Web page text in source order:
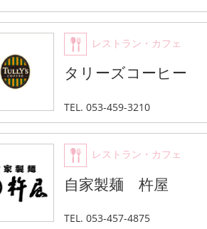
レストラン・カフェ
タリーズコーヒー
TEL. 053-459-3210
レストラン・カフェ
自家製麺 杵屋
TEL. 053-457-4875